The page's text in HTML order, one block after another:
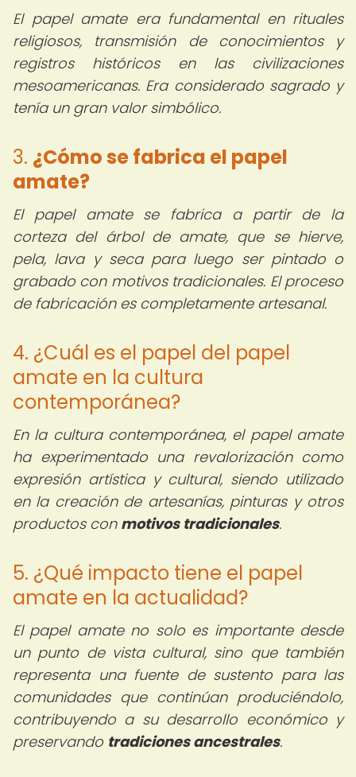
El papel amate era fundamental en rituales
religiosos, transmisión de conocimientos y
registros históricos en las civilizaciones
mesoamericanas. Era considerado sagrado y
tenía un gran valor simbólico.
3. ¿Cómo se fabrica el papel
amate?
El papel amate se fabrica a partir de la
corteza del árbol de amate, que se hierve,
pela, lava y seca para luego ser pintado o
grabado con motivos tradicionales. El proceso
de fabricación es completamente artesanal.
4. ¿Cuál es el papel del papel
amate en la cultura
contemporánea?
En la cultura contemporánea, el papel amate
ha experimentado una revalorización como
expresión artística y cultural, siendo utilizado
en la creación de artesanías, pinturas y otros
productos con motivos tradicionales.
5. ¿Qué impacto tiene el papel
amate en la actualidad?
El papel amate no solo es importante desde
un punto de vista cultural, sino que también
representa una fuente de sustento para las
comunidades que continúan produciéndolo,
contribuyendo a su desarrollo económico y
preservando tradiciones ancestrales.